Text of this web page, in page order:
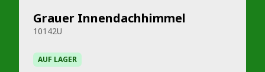
Grauer Innendachhimmel
10142U
AUF LAGER